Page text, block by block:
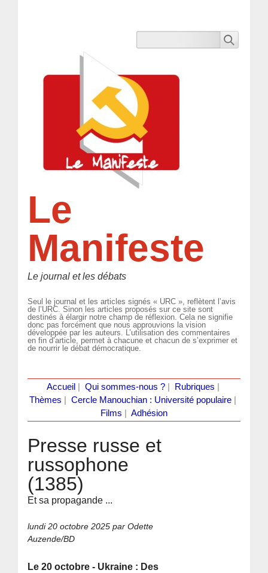
Le
Manifeste
Le journal et les débats
Seul le journal et les articles signés « URC », reflètent l’avis
de l’URC. Sinon les articles proposés sur ce site sont
destinés à élargir notre champ de réflexion. Cela ne signifie
donc pas forcément que nous approuvions la vision
développée par les auteurs. L’utilisation des commentaires
en fin d’article, permet à chacune et chacun de s’exprimer et
de nourrir le débat démocratique.
Accueil Qui sommes-nous ?| Rubriques
Thèmes
Cercle Manouchian : Université populaire
Films
Adhésion
Presse russe et
russophone
(1385)
Et sa propagande ...
lundi 20 octobre 2025 par Odette
Auzende/BD
Le 20 octobre - Ukraine : Des